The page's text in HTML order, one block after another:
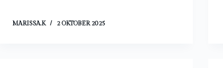
MARISSA.K 2 OKTOBER 2025